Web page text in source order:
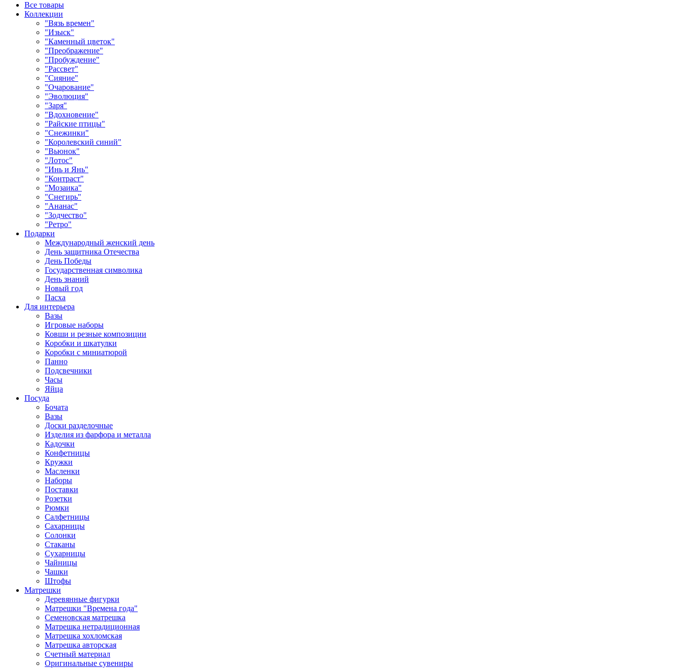
Все товары
Коллекции
"Вязь времен"
"Изыск"
"Каменный цветок"
"Преображение"
"Пробуждение"
"Рассвет"
"Сияние"
"Очарование"
"Эволюция"
"Заря"
"Вдохновение"
"Райские птицы"
"Снежинки"
"Королевский синий"
"Вьюнок"
"Лотос"
"Инь и Янь"
"Контраст"
"Мозаика"
"Снегирь"
"Ананас"
"Зодчество"
"Ретро"
Подарки
Международный женский день
День защитника Отечества
День Победы
Государственная символика
День знаний
Новый год
Пасха
Для интерьера
Вазы
Игровые наборы
Ковши и резные композиции
Коробки и шкатулки
Коробки с миниатюрой
Панно
Подсвечники
Часы
Яйца
Посуда
Бочата
Вазы
Доски разделочные
Изделия из фарфора и металла
Кадочки
Конфетницы
Кружки
Масленки
Наборы
Поставки
Розетки
Рюмки
Салфетницы
Сахарницы
Солонки
Стаканы
Сухарницы
Чайницы
Чашки
Штофы
Матрешки
Деревянные фигурки
Матрешки "Времена года"
Семеновская матрешка
Матрешка нетрадиционная
Матрешка хохломская
Матрешка авторская
Счетный материал
Оригинальные сувениры